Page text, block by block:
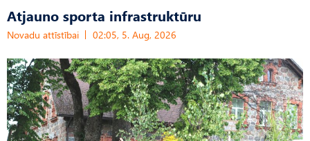
Atjauno sporta infrastruktūru
Novadu attīstībai 02:05, 5. Aug, 2026